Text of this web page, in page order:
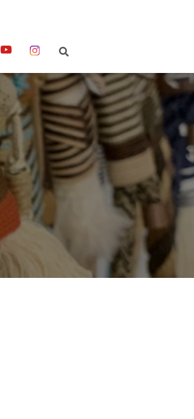
Y
U
T
B
E
I
S
T
A
G